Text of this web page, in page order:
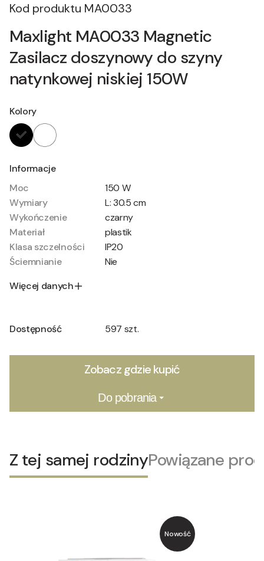
Kod produktu MA0033
Maxlight MA0033 Magnetic
Zasilacz doszynowy do szyny
natynkowej niskiej 150W
Kolory
Informacje
Moc
150 W
Wymiary
L: 30.5 cm
Wykończenie
czarny
Materiał
plastik
Klasa szczelności
IP20
Ściemnianie
Nie
Więcej danych
Dostępność 597 szt.
Zobacz gdzie kupić
Do pobrania
Z tej samej rodzinyPowiązane
Nowość